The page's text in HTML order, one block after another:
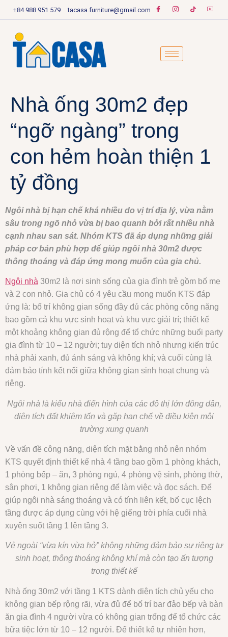
+84 988 951 579 tacasa.furniture@gmail.com
Nhà ống 30m2 đẹp
“ngỡ ngàng” trong
con hẻm hoàn thiện 1
tỷ đồng
Ngôi nhà bị hạn chế khá nhiều do vị trí địa lý, vừa nằm
sâu trong ngõ nhỏ vừa bị bao quanh bởi rất nhiều nhà
cạnh nhau san sát. Nhóm KTS đã áp dụng những giải
pháp cơ bản phù hợp để giúp ngôi nhà 30m2 được
thông thoáng và đáp ứng mong muốn của gia chủ.
Ngôi nhà 30m2 là nơi sinh sống của gia đình trẻ gồm bố mẹ
và 2 con nhỏ. Gia chủ có 4 yêu cầu mong muốn KTS đáp
ứng là: bố trí không gian sống đầy đủ các phòng công năng
bao gồm cả khu vực sinh hoạt và khu vực giải trí; thiết kế
một khoảng không gian đủ rộng để tổ chức những buổi party
gia đình từ 10 – 12 người; tuy diện tích nhỏ nhưng kiến trúc
nhà phải xanh, đủ ánh sáng và không khí; và cuối cùng là
đảm bảo tính kết nối giữa không gian sinh hoạt chung và
riêng.
Ngôi nhà là kiểu nhà điển hình của các đô thị lớn đông dân,
diện tích đất khiêm tốn và gặp hạn chế về điều kiện môi
trường xung quanh
Về vấn đề công năng, diện tích mặt bằng nhỏ nên nhóm
KTS quyết định thiết kế nhà 4 tầng bao gồm 1 phòng khách,
1 phòng bếp – ăn, 3 phòng ngủ, 4 phòng vệ sinh, phòng thờ,
sân phơi, 1 không gian riêng để làm việc và đọc sách. Để
giúp ngôi nhà sáng thoáng và có tính liên kết, bố cục lệch
tầng được áp dụng cùng với hệ giếng trời phía cuối nhà
xuyên suốt tầng 1 lên tầng 3.
Vẻ ngoài “vừa kín vừa hở” không những đảm bảo sự riêng tư
sinh hoạt, thông thoáng không khí mà còn tạo ấn tượng
trong thiết kế
Nhà ống 30m2 với tầng 1 KTS dành diện tích chủ yếu cho
không gian bếp rộng rãi, vừa đủ để bố trí bar đảo bếp và bàn
ăn gia đình 4 người vừa có không gian trống để tổ chức các
bữa tiệc lớn từ 10 – 12 người. Để thiết kế tự nhiên hơn,